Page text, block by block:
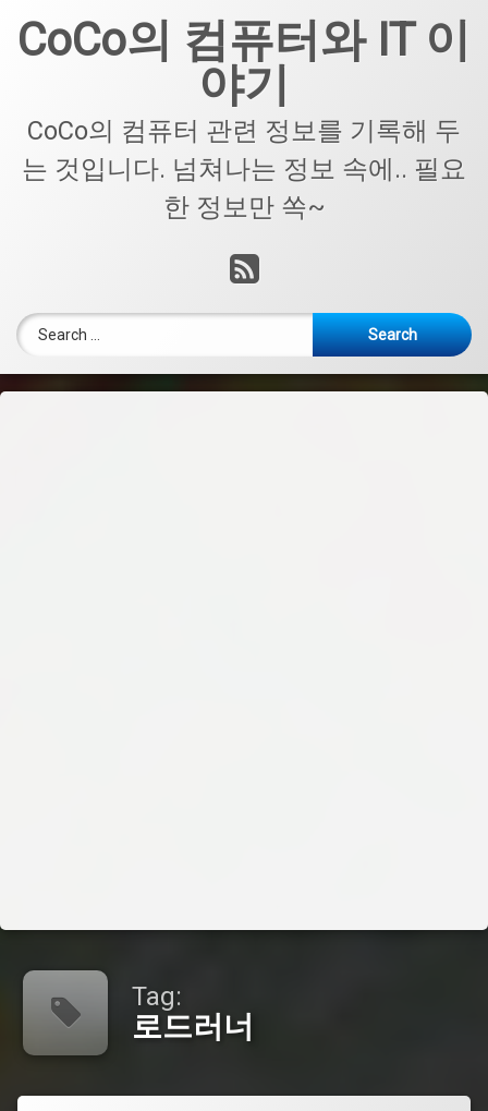
content
CoCo의 컴퓨터와 IT 이
야기
CoCo의 컴퓨터 관련 정보를 기록해 두
는 것입니다. 넘쳐나는 정보 속에.. 필요
한 정보만 쏙~
RSS
Search for:
Tag:
로드러너